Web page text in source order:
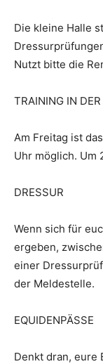
Die kleine Halle
Nutzt bitte die
TRAINING IN
Am Freitag ist
Uhr möglich. Um
DRESSUR
Wenn sich für
ergeben,
einer
der Meldestelle.
EQUIDENPÄSSE
Denkt dran, eure